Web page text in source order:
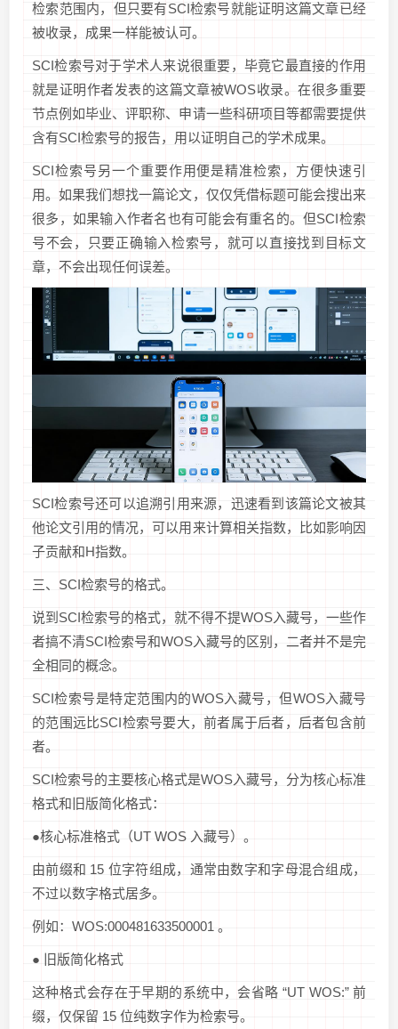
检索范围内，但只要有SCI检索号就能证明这篇文章已经
被收录，成果一样能被认可。
SCI检索号对于学术人来说很重要，毕竟它最直接的作用
就是证明作者发表的这篇文章被WOS收录。在很多重要
节点例如毕业、评职称、申请一些科研项目等都需要提供
含有SCI检索号的报告，用以证明自己的学术成果。
SCI检索号另一个重要作用便是精准检索，方便快速引
用。如果我们想找一篇论文，仅仅凭借标题可能会搜出来
很多，如果输入作者名也有可能会有重名的。但SCI检索
号不会，只要正确输入检索号，就可以直接找到目标文
章，不会出现任何误差。
SCI检索号还可以追溯引用来源，迅速看到该篇论文被其
他论文引用的情况，可以用来计算相关指数，比如影响因
子贡献和H指数。
三、SCI检索号的格式。
说到SCI检索号的格式，就不得不提WOS入藏号，一些作
者搞不清SCI检索号和WOS入藏号的区别，二者并不是完
全相同的概念。
SCI检索号是特定范围内的WOS入藏号，但WOS入藏号
的范围远比SCI检索号要大，前者属于后者，后者包含前
者。
SCI检索号的主要核心格式是WOS入藏号，分为核心标准
格式和旧版简化格式：
●核心标准格式（UT WOS 入藏号）。
由前缀和 15 位字符组成，通常由数字和字母混合组成，
不过以数字格式居多。
例如：WOS:000481633500001 。
● 旧版简化格式
这种格式会存在于早期的系统中，会省略 “UT WOS:” 前
缀，仅保留 15 位纯数字作为检索号。